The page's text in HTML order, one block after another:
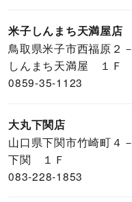
米子しんまち天満屋店
鳥取県米子市西福原２
しんまち天満屋 １Ｆ
0859-35-1123
大丸下関店
山口県下関市竹崎町４
下関 １Ｆ
083-228-1853